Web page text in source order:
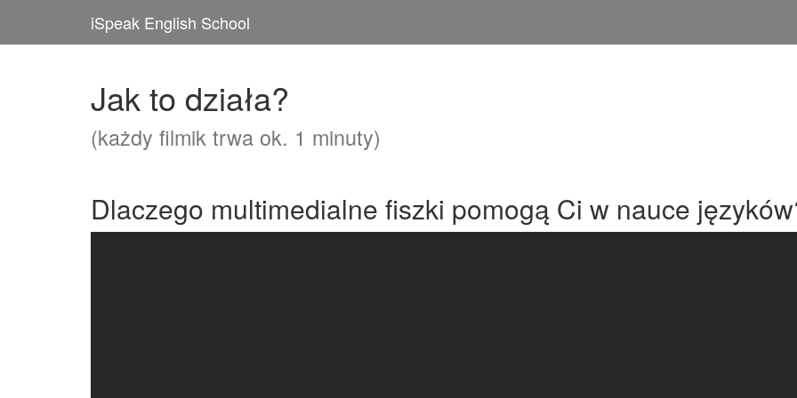
iSpeak English School
Jak to działa?
(każdy filmik trwa ok. 1 minuty)
Dlaczego multimedialne fiszki pomogą Ci w nauce